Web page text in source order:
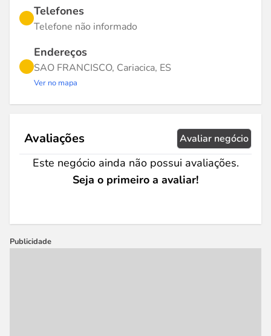
Telefones
Telefone não informado
Endereços
SAO FRANCISCO, Cariacica, ES
Ver no mapa
Avaliações Avaliar negócio
Este negócio ainda não possui avaliações.
Seja o primeiro a avaliar!
Publicidade